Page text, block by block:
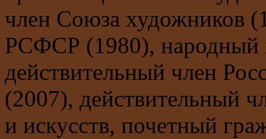
член Союза художников
РСФСР (1980), народный
действительный член
(2007), действительный
и искусств, почетный